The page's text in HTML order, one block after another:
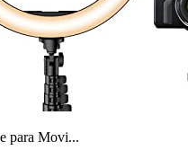
para Movi...